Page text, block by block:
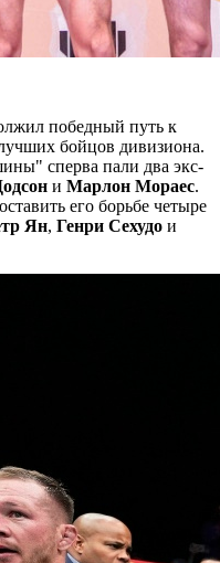
победный путь к
бойцов дивизиона.
сперва пали два экс-
и Марлон Мораес.
его борьбе четыре
Ян, Генри Сехудо и